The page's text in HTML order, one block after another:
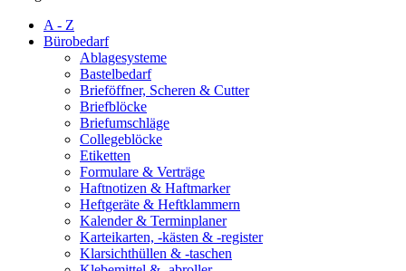
A - Z
Bürobedarf
Ablagesysteme
Bastelbedarf
Brieföffner, Scheren & Cutter
Briefblöcke
Briefumschläge
Collegeblöcke
Etiketten
Formulare & Verträge
Haftnotizen & Haftmarker
Heftgeräte & Heftklammern
Kalender & Terminplaner
Karteikarten, -kästen & -register
Klarsichthüllen & -taschen